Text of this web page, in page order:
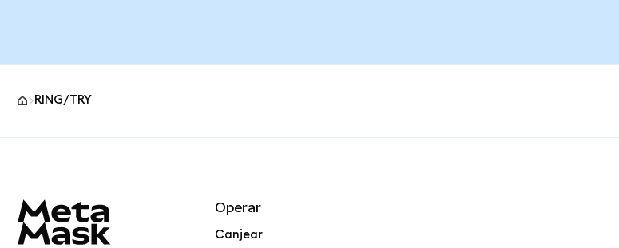
RING/TRY
Operar
Canjear